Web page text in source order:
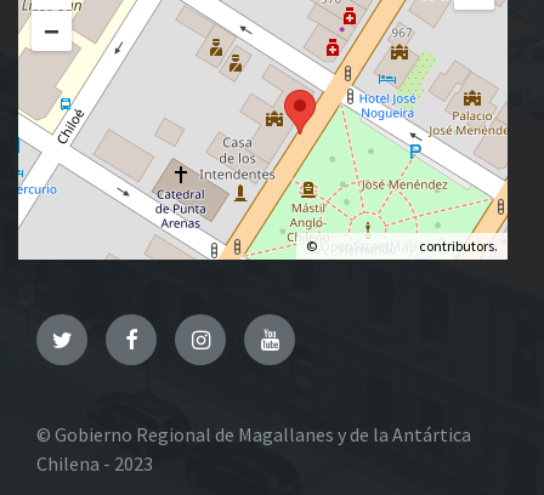
−
© OpenStreetMap contributors.
TwitterFacebookInstagramYouTube
© Gobierno Regional de Magallanes y de la Antártica
Chilena - 2023